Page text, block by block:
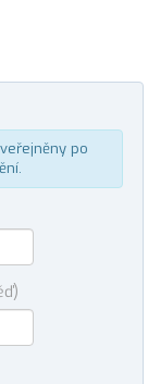
po